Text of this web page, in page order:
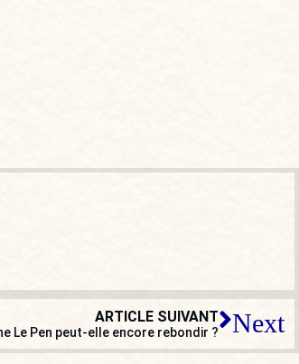
ARTICLE SUIVANT
Le Pen peut-elle encore rebondir ? Next